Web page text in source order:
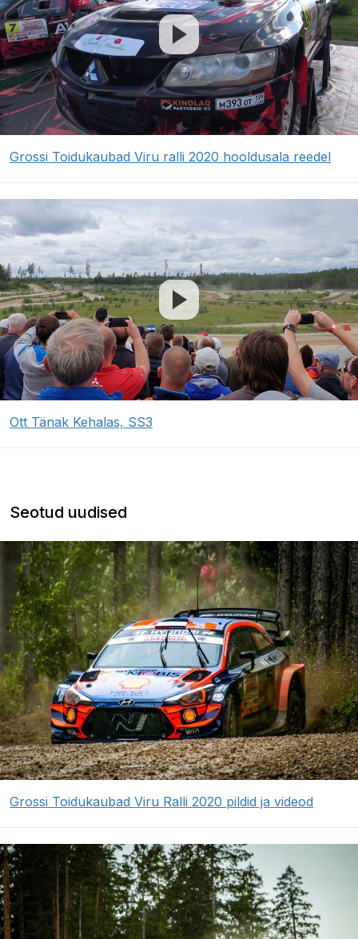
Grossi Toidukaubad Viru ralli 2020 hooldusala reedel
Ott Tänak Kehalas, SS3
Seotud uudised
Grossi Toidukaubad Viru Ralli 2020 pildid ja videod